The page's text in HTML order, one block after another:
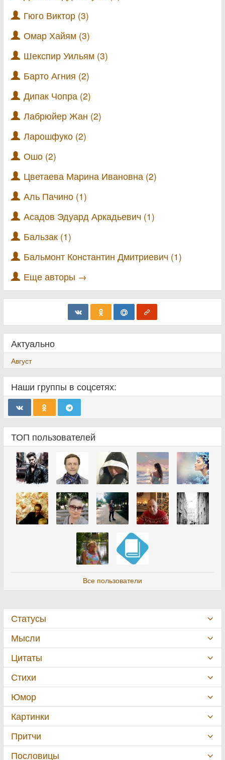
Гюго Виктор (3)
Омар Хайям (3)
Шекспир Уильям (3)
Барто Агния (2)
Дипак Чопра (2)
Лабрюйер Жан (2)
Ларошфуко (2)
Ошо (2)
Цветаева Марина Ивановна (2)
Аль Пачино (1)
Асадов Эдуард Аркадьевич (1)
Бальзак (1)
Бальмонт Константин Дмитриевич (1)
Еще авторы →
Актуально
Август
Наши группы в соцсетях:
ТОП пользователей
Все пользователи
Статусы
Мысли
Цитаты
Стихи
Юмор
Картинки
Притчи
Пословицы